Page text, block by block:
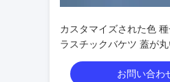
カスタマイズされた色
ラスチックバケツ 蓋が
お問い合わ